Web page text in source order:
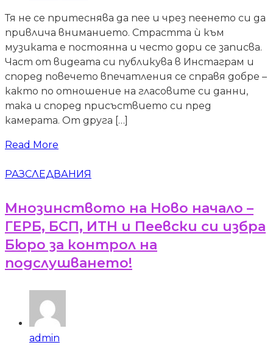
Тя не се притеснява да пее и чрез пеенето си да
привлича вниманието. Страстта ѝ към
музиката е постоянна и често дори се записва.
Част от видеата си публикува в Инстаграм и
според повечето впечатления се справя добре –
както по отношение на гласовите си данни,
така и според присъствието си пред
камерата. От друга […]
Read More
РАЗСЛЕДВАНИЯ
Мнозинството на Ново начало –
ГЕРБ, БСП, ИТН и Пеевски си избра
Бюро за контрол на
подслушването!
admin